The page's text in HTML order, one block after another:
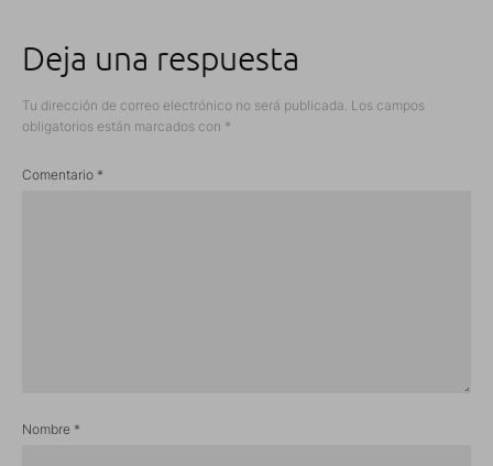
Deja una respuesta
Tu dirección de correo electrónico no será publicada. Los campos
obligatorios están marcados con *
Comentario *
Nombre *